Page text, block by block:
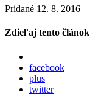
Pridané 12. 8. 2016
Zdieľaj tento článok
facebook
plus
twitter